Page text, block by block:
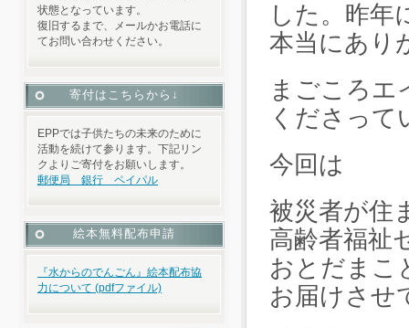
した。昨年
本当にあり
まごころエ
くださって
今回は
被災者が住
高齢者福祉
おとだまこ
お届けさせ
状態となっています。
復旧するまで、メールかお電話に
てお問い合わせください。
寄付はこちらから↓
EPPでは子供たちの未来のために
活動を続けて参ります。下記リン
クよりご寄付をお願いします。
郵便局 銀行 ペイパル
絵本無料配布申請
『水からのでんごん』絵本配布協
力について (pdfファイル)